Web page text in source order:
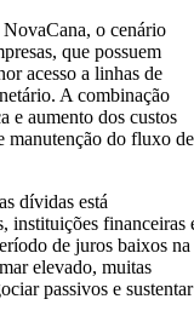
o cenário
que possuem
acesso a linhas de
A combinação
e aumento dos custos
manutenção do fluxo de
dívidas está
instituições financeiras
de juros baixos na
elevado, muitas
passivos e sustentar